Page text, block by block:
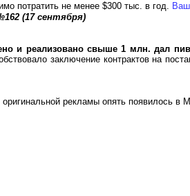
потратить не менее $300 тыс. в год.
(17 сентября)
и реализовано свыше 1 млн. дал
заключение контрактов на
рекламы опять появилось в